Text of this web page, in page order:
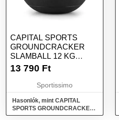
CAPITAL SPORTS
GROUNDCRACKER
SLAMBALL 12 KG
SLAMBALL, FEKETE,
13 790 Ft
Sportissimo
Hasonlók, mint CAPITAL
SPORTS GROUNDCRACKER
SLAMBALL 12 KG Slamball,